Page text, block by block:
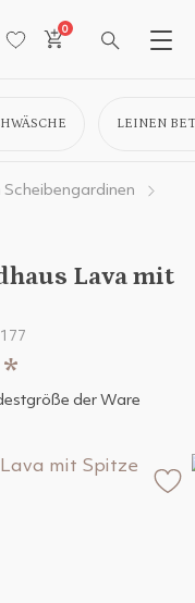
0
LEINEN
Scheibengardinen
Lava mit
*
der Ware